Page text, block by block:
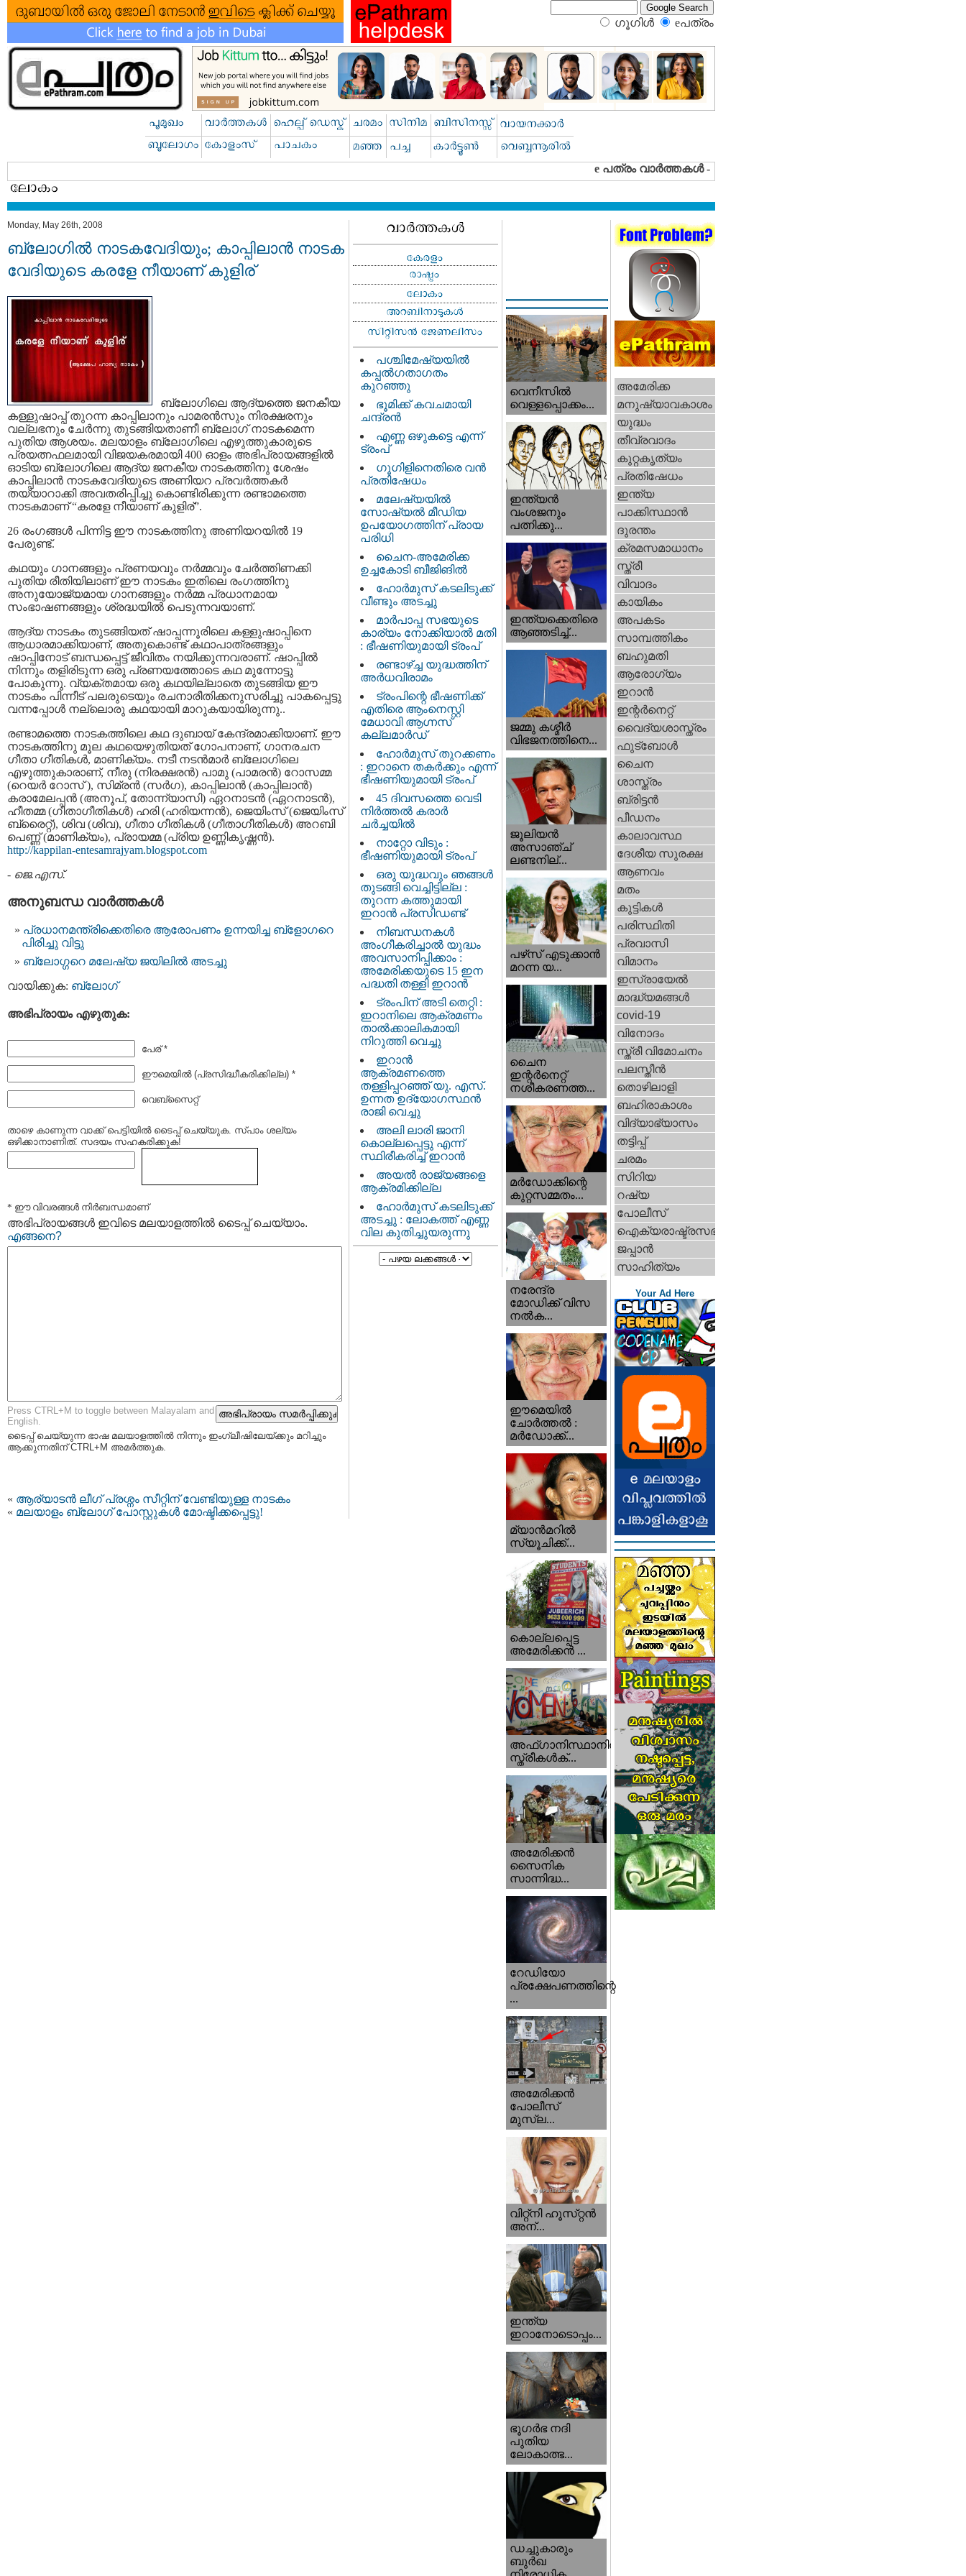
ഗൂഗിള്‍ eപത്രം‍
Monday, May 26th, 2008
ബ്ലോഗില്‍ നാടകവേദിയും; കാപ്പിലാന്‍ നാടക
വേദിയുടെ കരളേ നീയാണ് കുളിര്
ബ്ലോഗിലെ ആദ്യത്തെ ജനകീയ
കള്ളുഷാപ്പ്‌ തുറന്ന കാപ്പിലാനും പാമരന്‍സും നിരക്ഷരനും
വല്ലഭനും ചേര്‍ന്നു തുടങ്ങിയതാണീ ബ്ലോഗ് നാടകമെന്ന
പുതിയ ആശയം. മലയാളം ബ്ലോഗിലെ എഴുത്തുകാരുടെ
പ്രയത്നഫലമായി വിജയകരമായി 400 ഓളം അഭിപ്രായങ്ങളില്‍
ഓടിയ ബ്ലോഗിലെ ആദ്യ ജനകീയ നാടകത്തിനു ശേഷം
കാപ്പിലാന്‍ നാടകവേദിയുടെ അണിയറ പ്രവര്‍ത്തകര്‍
തയ്യാറാക്കി അവതരിപ്പിച്ചു കൊണ്ടിരിക്കുന്ന രണ്ടാമത്തെ
നാടകമാണ് “കരളേ നീയാണ് കുളിര്”.
26 രംഗങ്ങള്‍ പിന്നിട്ട ഈ നാടകത്തിനു അണിയറയില്‍ 19
പേരുണ്ട്.
കഥയും ഗാനങ്ങളും പ്രണയവും നര്‍മ്മവും ചേര്‍ത്തിണക്കി
പുതിയ രീതിയിലാണ് ഈ നാടകം ഇതിലെ രംഗത്തിനു
അനുയോജ്യമായ ഗാനങ്ങളും നര്‍മ്മ പ്രധാനമായ
സംഭാഷണങ്ങളും ശ്രദ്ധയില്‍ പെടുന്നവയാണ്.
ആദ്യ നാടകം തുടങ്ങിയത് ഷാപ്പന്നൂരിലെ കള്ളുഷാപ്പിനെ
ആധാരമാക്കിയാണ്, അതുകൊണ്ട് കഥാപാത്രങ്ങളും
ഷാപ്പിനോട്‌ ബന്ധപ്പെട്ട് ജീവിതം നയിക്കുന്നവരാണ്. ഷാപ്പില്‍
നിന്നും തളിരിടുന്ന ഒരു പ്രണയത്തോടെ കഥ മുന്നോട്ടു
പോകുന്നു. വ്യക്തമായ ഒരു കഥയില്ലാതെ തുടങ്ങിയ ഈ
നാടകം പിന്നീട് പലരുടെയും രചനാരീതിക്കനുസരിച്ചു പാകപ്പെട്ടു
വന്നപ്പോള്‍ നല്ലൊരു കഥയായി മാറുകയായിരുന്നു..
രണ്ടാമത്തെ നാടകത്തിലെ കഥ ദുബായ് കേന്ദ്രമാക്കിയാണ്. ഈ
നാടകത്തിനു മൂല കഥയെഴുതിയത് ഗോപനാണ്, ഗാനരചന
ഗീതാ ഗീതികള്‍, മാണിക്യം. നടീ നടന്‍മാര്‍ ബ്ലോഗിലെ
എഴുത്തുകാരാണ്, നീരു (നിരക്ഷരന്‍) പാമു (പാമരന്‍) റോസമ്മ
(റെയര്‍ റോസ് ), സിമ്രന്‍ (സര്‍ഗ), കാപ്പിലാന്‍ (കാപ്പിലാന്‍)
കരാമേലപ്പന്‍ (അനൂപ്, തോന്ന്യാസി) ഏറനാടന്‍ (ഏറനാടന്‍),
ഹീതമ്മ (ഗീതാഗീതികള്‍) ഹരി (ഹരിയന്നന്‍), ജെയിംസ് (ജെയിംസ്
ബ്രൈറ്റ്), ശിവ (ശിവ), ഗീതാ ഗീതികള്‍ (ഗീതാഗീതികള്‍) അറബി
പെണ്ണ് (മാണിക്യം), പ്രായമ്മ (പ്രിയ ഉണ്ണികൃഷ്ണന്‍).
http://kappilan-entesamrajyam.blogspot.com
- ജെ.എസ്.
അനുബന്ധ വാര്‍ത്തകള്‍
പ്രധാനമന്ത്രിക്കെതിരെ ആരോപണം ഉന്നയിച്ച ബ്ളോഗറെ
പിരിച്ചു വിട്ടു
ബ്ലോഗ്ഗറെ മലേഷ്യ ജയിലില്‍ അടച്ചു
വായിക്കുക: ബ്ലോഗ്‌
അഭിപ്രായം എഴുതുക:
പേര് *
ഈമെയില്‍ (പ്രസിദ്ധീകരിക്കില്ല) *
വെബ്സൈറ്റ്
താഴെ കാണുന്ന വാക്ക് പെട്ടിയില്‍ ടൈപ്പ്‌ ചെയ്യുക. സ്പാം ശല്യം
ഒഴിക്കാനാണിത്. സദയം സഹകരിക്കുക!
* ഈ വിവരങ്ങള്‍ നിര്‍ബന്ധമാണ്
അഭിപ്രായങ്ങള്‍ ഇവിടെ മലയാളത്തില്‍ ടൈപ്പ് ചെയ്യാം.
എങ്ങനെ?
Press CTRL+M to toggle between Malayalam and
English.
ടൈപ്പ്‌ ചെയ്യുന്ന ഭാഷ മലയാളത്തില്‍ നിന്നും ഇംഗ്ലീഷിലേയ്ക്കും മറിച്ചും
ആക്കുന്നതിന് CTRL+M അമര്‍ത്തുക.
« ആര്യാടന്‍ ലീഗ് പ്രശ്നം സീറ്റിന് വേണ്ടിയുള്ള നാടകം
« മലയാളം ബ്ലോഗ് പോസ്റ്റുകള്‍ മോഷ്ടിക്കപ്പെട്ടു!
പശ്ചിമേഷ്യയിൽ
കപ്പൽഗതാഗതം
കുറഞ്ഞു
ഭൂമിക്ക് കവചമായി
ചന്ദ്രന്‍
എണ്ണ ഒഴുകട്ടെ എന്ന്
ട്രംപ്
ഗൂഗിളിനെതിരെ വൻ
പ്രതിഷേധം
മലേഷ്യയിൽ
സോഷ്യൽ മീഡിയ
ഉപയോഗത്തിന് പ്രായ
പരിധി
ചൈന-അമേരിക്ക
ഉച്ചകോടി ബീജിങിൽ
ഹോര്‍മുസ് കടലിടുക്ക്
വീണ്ടും അടച്ചു
മാർപാപ്പ സഭയുടെ
കാര്യം നോക്കിയാൽ മതി
: ഭീഷണിയുമായി ട്രംപ്
രണ്ടാഴ്ച്ച യുദ്ധത്തിന്
അർധവിരാമം
ട്രംപിന്റെ ഭീഷണിക്ക്
എതിരെ ആംനെസ്റ്റി
മേധാവി ആഗ്നസ്
കല്ലമാർഡ്
ഹോർമുസ് തുറക്കണം
: ഇറാനെ തകർക്കും എന്ന്
ഭീഷണിയുമായി ട്രംപ്
45 ദിവസത്തെ വെടി
നിർത്തൽ കരാര്‍
ചര്‍ച്ചയിൽ
നാറ്റോ വിടും :
ഭീഷണിയുമായി ട്രംപ്
ഒരു യുദ്ധവും ഞങ്ങള്‍
തുടങ്ങി വെച്ചിട്ടില്ല :
തുറന്ന കത്തുമായി
ഇറാൻ പ്രസിഡണ്ട്
നിബന്ധനകൾ
അംഗീകരിച്ചാൽ യുദ്ധം
അവസാനിപ്പിക്കാം :
അമേരിക്കയുടെ 15 ഇന
പദ്ധതി തള്ളി ഇറാൻ
ട്രംപിന് അടി തെറ്റി :
ഇറാനിലെ ആക്രമണം
താൽക്കാലികമായി
നിറുത്തി വെച്ചു
ഇറാന്‍
ആക്രമണത്തെ
തള്ളിപ്പറഞ്ഞ് യു. എസ്.
ഉന്നത ഉദ്യോഗസ്ഥൻ
രാജി വെച്ചു
അലി ലാരി ജാനി
കൊല്ലപ്പെട്ടു എന്ന്
സ്ഥിരീകരിച്ച് ഇറാൻ
അയൽ രാജ്യങ്ങളെ
ആക്രമിക്കില്ല
ഹോർമുസ് കടലിടുക്ക്
അടച്ചു : ലോകത്ത് എണ്ണ
വില കുതിച്ചുയരുന്നു
വെനീസില്‍
വെള്ളപ്പൊക്കം...
ഇന്ത്യൻ
വംശജനും
പത്നിക്കു...
ഇന്ത്യക്കെതിരെ
ആഞ്ഞടിച്ച്...
ജമ്മു കശ്മീ‍ർ
വിഭജനത്തിനെ...
ജൂലിയന്‍
അസാഞ്ച്
ലണ്ടനില്...
പഴ്‌സ് എടുക്കാന്‍
മറന്ന യ...
ചൈന
ഇന്റർനെറ്റ്
നശീകരണത്ത...
മർഡോക്കിന്റെ
കുറ്റസമ്മതം...
നരേന്ദ്ര
മോഡിക്ക് വിസ
നൽക...
ഈമെയിൽ
ചോർത്തൽ :
മർഡോക്ക്...
മ്യാന്‍‌മറില്‍
സ്യൂചിക്ക്...
കൊല്ലപ്പെട്ട
അമേരിക്കന്‍ ...
അഫ്ഗാനിസ്ഥാനിൽ
സ്ത്രീകൾക്...
അമേരിക്കൻ
സൈനിക
സാന്നിദ്ധ...
റേഡിയോ
പ്രക്ഷേപണത്തിന്റെ
...
അമേരിക്കന്‍
പോലീസ്‌
മുസ്ല...
വിറ്റ്‌നി ഹൂസ്‌റ്റന്‍
അന്...
ഇന്ത്യ
ഇറാനോടൊപ്പം...
ഭൂഗര്‍ഭ നദി
പുതിയ
ലോകാത്ഭ...
ഡച്ചുകാരും
ബുര്‍ഖ
അമേരിക്ക
മനുഷ്യാവകാശം
യുദ്ധം
തീവ്രവാദം
കുറ്റകൃത്യം
പ്രതിഷേധം
ഇന്ത്യ
പാക്കിസ്ഥാന്‍
ദുരന്തം
ക്രമസമാധാനം
സ്ത്രീ
വിവാദം
കായികം
അപകടം
സാമ്പത്തികം
ബഹുമതി
ആരോഗ്യം
ഇറാന്‍
ഇന്റര്‍നെറ്റ്‌
വൈദ്യശാസ്ത്രം
ഫുട്ബോള്‍
ചൈന
ശാസ്ത്രം
ബ്രിട്ടന്‍
പീഡനം
കാലാവസ്ഥ
ദേശീയ സുരക്ഷ
ആണവം
മതം
കുട്ടികള്‍
പരിസ്ഥിതി
പ്രവാസി
വിമാനം
ഇസ്രായേല്‍
മാദ്ധ്യമങ്ങള്‍
covid-19
വിനോദം
സ്ത്രീ വിമോചനം
പലസ്തീന്‍
തൊഴിലാളി
ബഹിരാകാശം
വിദ്യാഭ്യാസം
തട്ടിപ്പ്
ചരമം
സിറിയ
റഷ്യ
പോലീസ്
ഐക്യരാഷ്ട്രസഭ
ജപ്പാന്‍
സാഹിത്യം
Your Ad Here